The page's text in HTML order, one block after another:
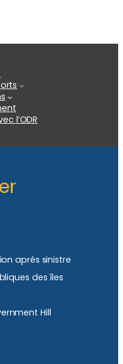
l’ODR
après sinistre
des îles
Hill